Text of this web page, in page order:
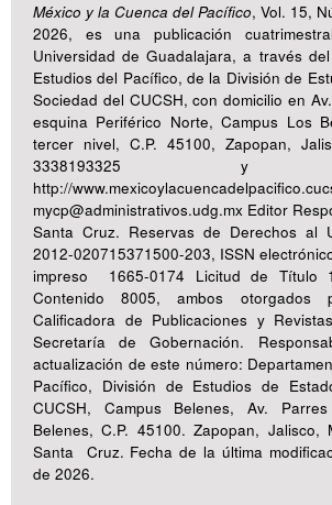
México y la Cuenca del Pacífico, Vol. 15,
2026, es una publicación
Universidad de Guadalajara, a través
Estudios del Pacífico, de la División de
Sociedad del CUCSH, con domicilio en
esquina Periférico Norte, Campus Los
tercer nivel, C.P. 45100, Zapopan,
3338193325 y
http://
mycp@administrativos.udg.mx Editor
Santa Cruz. Reservas de Derechos al
2012-020715371500-203, ISSN
impreso 1665-0174 Licitud de Título
Contenido 8005, ambos otorgados
Calificadora de Publicaciones y
Secretaría de Gobernación.
actualización de este número:
Pacífico, División de Estudios de
CUCSH, Campus Belenes, Av.
Belenes, C.P. 45100. Zapopan, Jalisco,
Santa Cruz. Fecha de la última
de 2026.